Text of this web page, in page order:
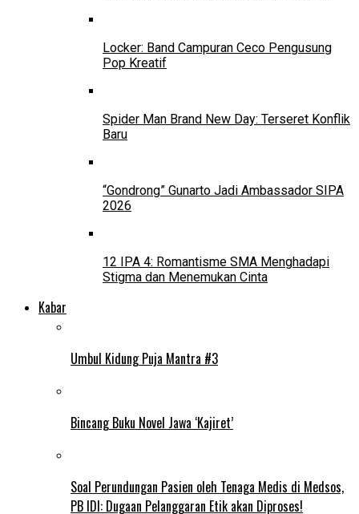
Locker: Band Campuran Ceco Pengusung
Pop Kreatif
Spider Man Brand New Day: Terseret Konflik
Baru
“Gondrong” Gunarto Jadi Ambassador SIPA
2026
12 IPA 4: Romantisme SMA Menghadapi
Stigma dan Menemukan Cinta
Kabar
Umbul Kidung Puja Mantra #3
Bincang Buku Novel Jawa ‘Kajiret’
Soal Perundungan Pasien oleh Tenaga Medis di Medsos,
PB IDI: Dugaan Pelanggaran Etik akan Diproses!